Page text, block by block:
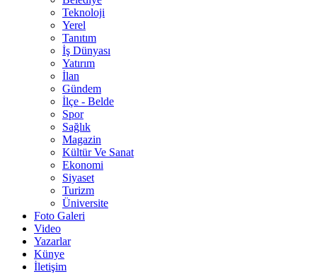
Teknoloji
Yerel
Tanıtım
İş Dünyası
Yatırım
İlan
Gündem
İlçe - Belde
Spor
Sağlık
Magazin
Kültür Ve Sanat
Ekonomi
Siyaset
Turizm
Üniversite
Foto Galeri
Video
Yazarlar
Künye
İletişim